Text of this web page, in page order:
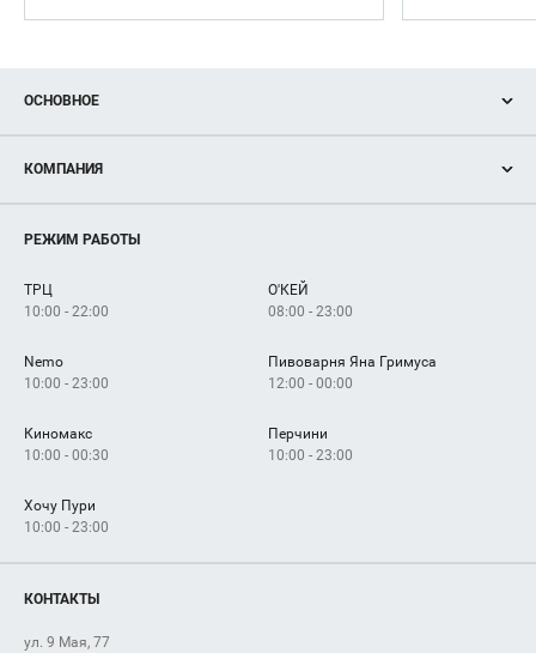
ОСНОВНОЕ
Новости
Магазины
Услуги
КОМПАНИЯ
Рекламодателям
Как добраться
РЕЖИМ РАБОТЫ
ТРЦ
10:00 - 22:00
О'КЕЙ
08:00 - 23:00
Nemo
10:00 - 23:00
Пивоварня Яна Гримуса
12:00 - 00:00
Киномакс
10:00 - 00:30
Перчини
10:00 - 23:00
Хочу Пури
10:00 - 23:00
КОНТАКТЫ
ул. 9 Мая, 77